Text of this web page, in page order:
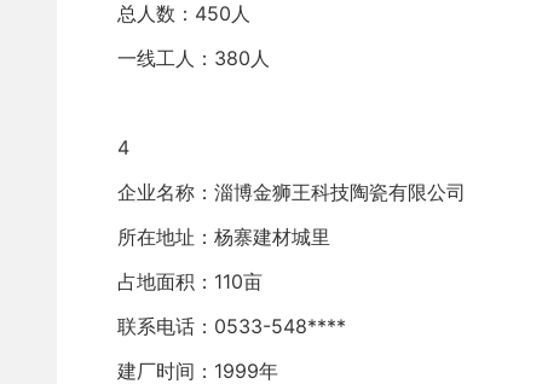
总人数：450人
一线工人：380人
4
企业名称：淄博金狮王科技陶瓷有限公司
所在地址：杨寨建材城里
占地面积：110亩
联系电话：0533-548****
建厂时间：1999年